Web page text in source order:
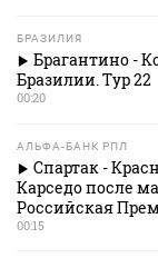
БРАЗИЛИЯ
Брагантино -
Бразилии. Тур 22
00:20
АЛЬФА-БАНК РПЛ
Спартак -
Карседо после
Российская
00:15